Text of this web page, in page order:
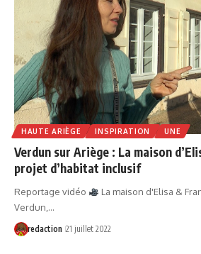
HAUTE ARIÈGE INSPIRATION UNE
Verdun sur Ariège : La maison
projet d’habitat inclusif
Reportage vidéo
La maison d'Elisa &
Verdun,…
redaction 21 juillet 2022